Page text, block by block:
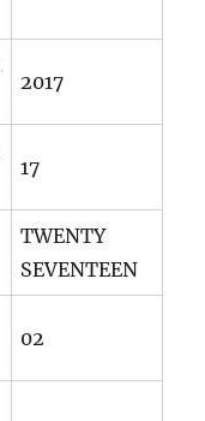
2017
17
TWENTY
SEVENTEEN
02